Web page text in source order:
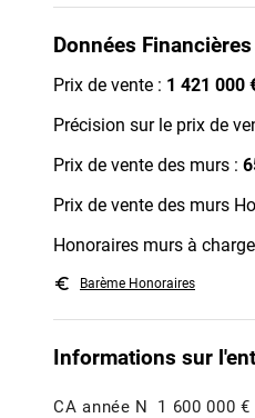
Données Financières
Prix de vente : 1 421 000
Précision sur le prix de
Prix de vente des murs :
Prix de vente des murs
Honoraires murs à
euro_symbol Barème Honoraires
Informations sur
CA année N 1 600 000 €